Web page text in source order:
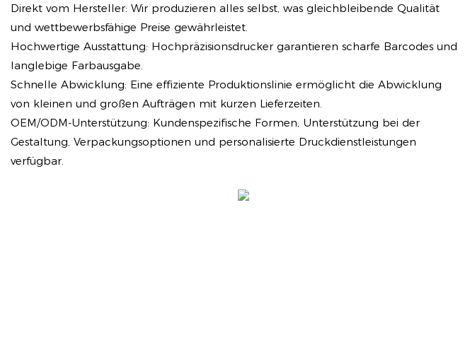
Direkt vom Hersteller: Wir produzieren alles selbst, was gleichbleibende Qualität
und wettbewerbsfähige Preise gewährleistet.
Hochwertige Ausstattung: Hochpräzisionsdrucker garantieren scharfe Barcodes und
langlebige Farbausgabe.
Schnelle Abwicklung: Eine effiziente Produktionslinie ermöglicht die Abwicklung
von kleinen und großen Aufträgen mit kurzen Lieferzeiten.
OEM/ODM-Unterstützung: Kundenspezifische Formen, Unterstützung bei der
Gestaltung, Verpackungsoptionen und personalisierte Druckdienstleistungen
verfügbar.